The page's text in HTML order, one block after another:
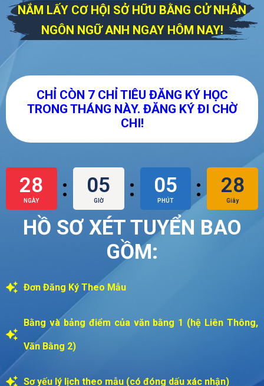
NẮM LẤY CƠ HỘI SỞ HỮU BẰNG CỬ NHÂN
NGÔN NGỮ ANH NGAY HÔM NAY!
CHỈ CÒN 7 CHỈ TIÊU ĐĂNG KÝ HỌC
TRONG THÁNG NÀY. ĐĂNG KÝ ĐI CHỜ
CHI!
28
NGÀY : 05
GIỜ : 05
PHÚT : 27
Giây
HỒ SƠ XÉT TUYỂN BAO
GỒM:
Đơn Đăng Ký Theo Mẫu
Bằng và bảng điểm của văn bằng 1 (hệ Liên Thông,
Văn Bằng 2)
Sơ yếu lý lịch theo mẫu (có đóng dấu xác nhận)